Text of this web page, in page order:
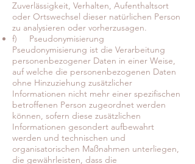
Zuverlässigkeit, Verhalten, Aufenthaltsort
oder Ortswechsel dieser natürlichen Person
zu analysieren oder vorherzusagen.
f) Pseudonymisierung
Pseudonymisierung ist die Verarbeitung
personenbezogener Daten in einer Weise,
auf welche die personenbezogenen Daten
ohne Hinzuziehung zusätzlicher
Informationen nicht mehr einer spezifischen
betroffenen Person zugeordnet werden
können, sofern diese zusätzlichen
Informationen gesondert aufbewahrt
werden und technischen und
organisatorischen Maßnahmen unterliegen,
die gewährleisten, dass die